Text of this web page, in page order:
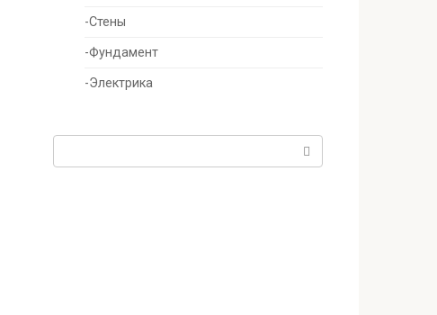
-Стены
-Фундамент
-Электрика